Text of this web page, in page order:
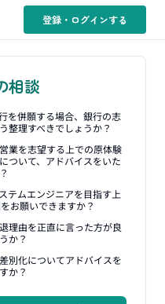
登録・ログインする
相談
を併願する場合、銀行の志
整理すべきでしょうか？
業を志望する上での原体験
ついて、アドバイスをいた
テムエンジニアを目指す上
お願いできますか？
理由を正直に言った方が良
か？
別化についてアドバイスを
か？